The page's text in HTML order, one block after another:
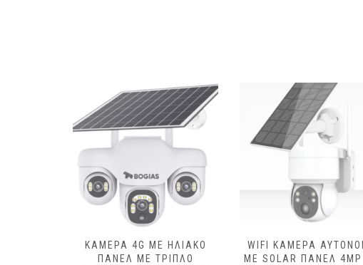
ΚΆΜΕΡΑ 4G ΜΕ ΗΛΙΑΚΌ
ΠΆΝΕΛ ΜΕ ΤΡΙΠΛΌ
WIFI ΚΆΜΕΡΑ
ΜΕ SOLAR ΠΆΝΕΛ